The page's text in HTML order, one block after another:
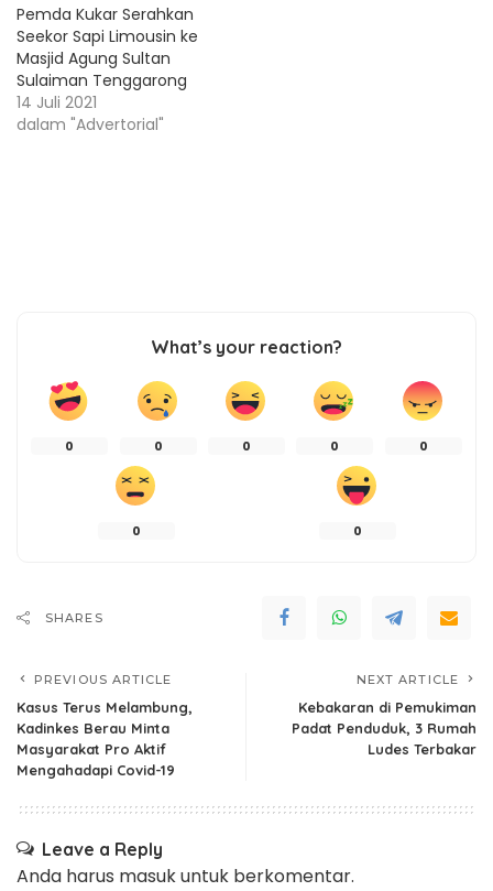
Pemda Kukar Serahkan
Seekor Sapi Limousin ke
Masjid Agung Sultan
Sulaiman Tenggarong
14 Juli 2021
dalam "Advertorial"
What’s your reaction?
0 0 0 0 0
0 0
SHARES
PREVIOUS ARTICLE
Kasus Terus Melambung,
Kadinkes Berau Minta
Masyarakat Pro Aktif
Mengahadapi Covid-19
NEXT ARTICLE
Kebakaran di Pemukiman
Padat Penduduk, 3 Rumah
Ludes Terbakar
Leave a Reply
Anda harus masukuntuk berkomentar.